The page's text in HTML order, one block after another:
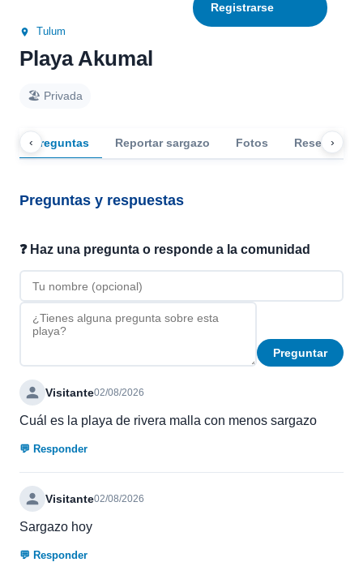
Registrarse
Tulum
Playa Akumal
🏖️ Privada
‹ Preguntas Reportar sargazo Fotos Reseñas
›
Preguntas y respuestas
❓ Haz una pregunta o responde a la comunidad
Preguntar
Visitante02/08/2026
Cuál es la playa de rivera malla con menos sargazo
💬 Responder
Visitante02/08/2026
Sargazo hoy
💬 Responder